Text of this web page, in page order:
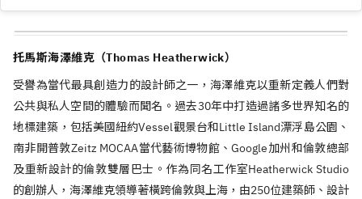
托馬斯海澤維克（Thomas Heatherwick）
受譽為當代最具創造力的設計師之一，海澤維克以重新定義人們對
公共與私人空間的體驗而聞名。過去30年中打造過諸多世界知名的
地標建築，包括美國紐約Vessel觀景台和Little Island漂浮島公園、
南非開普敦Zeitz MOCAA當代藝術博物館、Google加州和倫敦總部
及重新設計的倫敦雙層巴士。作為同名工作室Heatherwick Studio
的創辦人，海澤維克領導著橫跨倫敦與上海，由250位建築師、設計